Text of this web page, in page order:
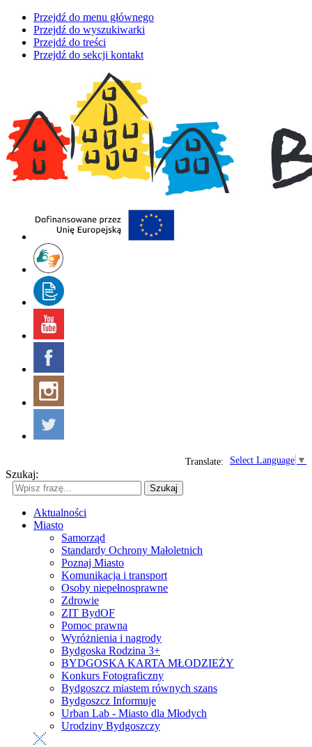
Przejdź do menu głównego
Przejdź do wyszukiwarki
Przejdź do treści
Przejdź do sekcji kontakt
Select Language ▼
Translate:
Szukaj:
Szukaj
Aktualności
Miasto
Samorząd
Standardy Ochrony Małoletnich
Poznaj Miasto
Komunikacja i transport
Osoby niepełnosprawne
Zdrowie
ZIT BydOF
Pomoc prawna
Wyróżnienia i nagrody
Bydgoska Rodzina 3+
BYDGOSKA KARTA MŁODZIEŻY
Konkurs Fotograficzny
Bydgoszcz miastem równych szans
Bydgoszcz Informuje
Urban Lab - Miasto dla Młodych
Urodziny Bydgoszczy